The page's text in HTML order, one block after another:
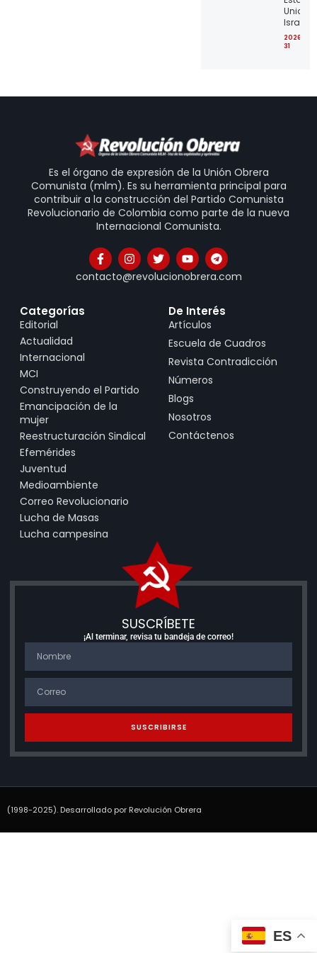
Unidos
Israel
2026-
31
Es el órgano de expresión de la Unión Obrera
Comunista (mlm). Es su herramienta principal para
contribuir a la construcción del Partido Comunista
Revolucionario de Colombia como parte de la nueva
Internacional Comunista.
contacto@revolucionobrera.com
Categorías
Editorial
Actualidad
Internacional
MCI
Construyendo el Partido
Emancipación de la
mujer
Reestructuración Sindical
Efemérides
Juventud
Medioambiente
Correo Revolucionario
Lucha de Masas
Lucha campesina
De Interés
Artículos
Escuela de Cuadros
Revista Contradicción
Números
Blogs
Nosotros
Contáctenos
SUSCRÍBETE
¡Al terminar, revisa tu bandeja de correo!
SUSCRIBIRSE
(1998-2025). Desarrollado por Revolución Obrera
ES